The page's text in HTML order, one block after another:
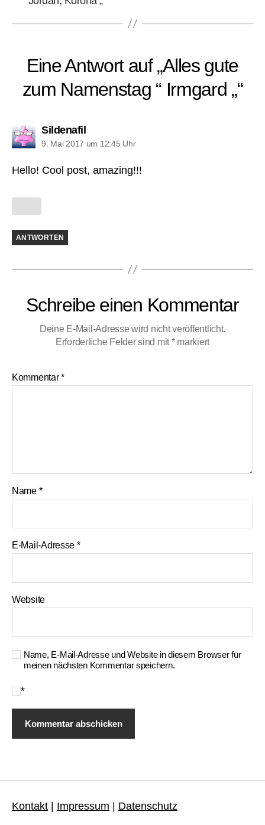
Eine Antwort auf „Alles gute
zum Namenstag “ Irmgard „“
Sildenafilsagt:
9. Mai 2017 um 12:45 Uhr
Hello! Cool post, amazing!!!
ANTWORTEN
Schreibe einen Kommentar
Deine E-Mail-Adresse wird nicht veröffentlicht.
Erforderliche Felder sind mit*markiert
Kommentar*
Name *
E-Mail-Adresse *
Website
Name, E-Mail-Adresse und Website in diesem Browser für
meinen nächsten Kommentar speichern.
*
Kontakt Impressum Datenschutz